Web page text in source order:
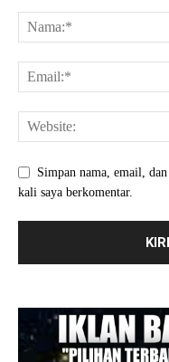
Simpan nama, email,
kali saya berkomentar.